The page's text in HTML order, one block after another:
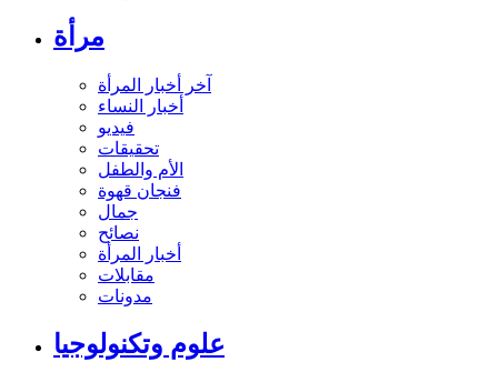
مرأة
آخر أخبار المرأة
أخبار النساء
فيديو
تحقيقات
الأم والطفل
فنجان قهوة
جمال
نصائح
أخبار المرأة
مقابلات
مدونات
علوم وتكنولوجيا